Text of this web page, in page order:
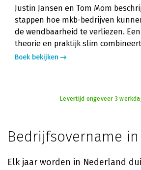
Justin Jansen en Tom Mom
stappen hoe mkb-bedrijven
de wendbaarheid te verliezen.
theorie en praktijk slim
Boek bekijken
Levertijd ongeveer 3
Bedrijfsovername
Elk jaar worden in Nederland